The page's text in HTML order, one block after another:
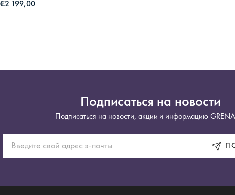
€2 199,00
Подписаться на новости
Подписаться на новости, акции и информацию